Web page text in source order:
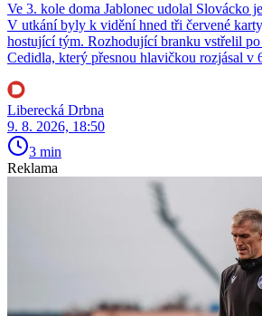
Ve 3. kole doma Jablonec udolal Slovácko
V utkání byly k vidění hned tři červené
hostující tým. Rozhodující branku vstřelil
Cedidla, který přesnou hlavičkou rozjásal v
Liberecká Drbna
9. 8. 2026, 18:50
3 min
Reklama